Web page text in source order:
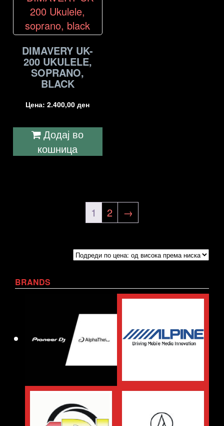
DIMAVERY UK-
200 UKULELE,
SOPRANO,
BLACK
Цена:2.400,00ден
Додај во
кошница
1 2 →
BRANDS